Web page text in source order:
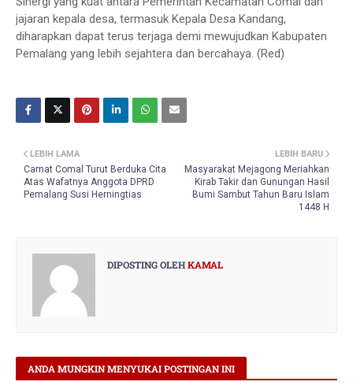
jajaran kepala desa, termasuk Kepala Desa Kandang,
diharapkan dapat terus terjaga demi mewujudkan Kabupaten
Pemalang yang lebih sejahtera dan bercahaya. (Red)
LEBIH BARU
Masyarakat Mejagong Meriahkan
Kirab Takir dan Gunungan Hasil
Bumi Sambut Tahun Baru Islam
1448 H
LEBIH LAMA
Camat Comal Turut Berduka Cita
Atas Wafatnya Anggota DPRD
Pemalang Susi Herningtias
DIPOSTING OLEHKAMAL
ANDA MUNGKIN MENYUKAI POSTINGAN INI